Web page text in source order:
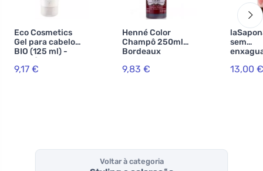
Eco Cosmetics
Gel para cabelo
BIO (125 ml) -
com óleo de
bétula, kiwi e
9,17 €
Henné Color
Champô 250ml
Bordeaux
9,83 €
sem
13,00 €
Voltar à categoria